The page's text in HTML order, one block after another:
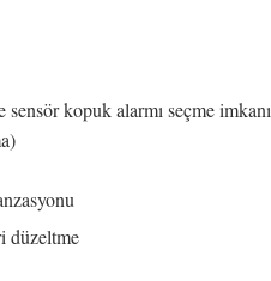
kopuk alarmı seçme imkanı
düzeltme